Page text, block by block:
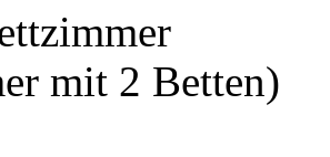
mit 2 Betten)